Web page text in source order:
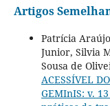
Artigos
Patrícia
Junior, Silvia
Sousa de
ACESSÍVEL
GEMInIS: v.